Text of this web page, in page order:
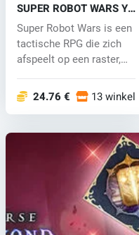
SUPER ROBOT WARS Y
(PC) key
Super Robot Wars is een
tactische RPG die zich
afspeelt op een raster,
24.76 € 13 winkels